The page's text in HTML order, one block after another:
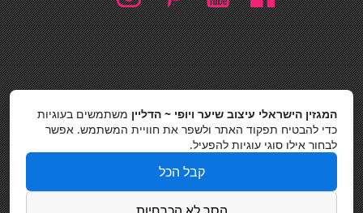
חיפוש
חיפוש
כסאות בר
מדיניות פרטיות
המגזין הישראלי עיצוב שיער ויופי ~ הדליין משתמשים בעוגיות
כדי להבטיח תפקוד האתר ולשפר את חוויית המשתמש. אפשר
לבחור אילו סוגי עוגיות להפעיל.
קבל הכל